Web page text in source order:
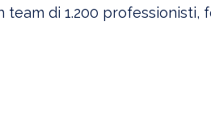
team di 1.200 professionisti,